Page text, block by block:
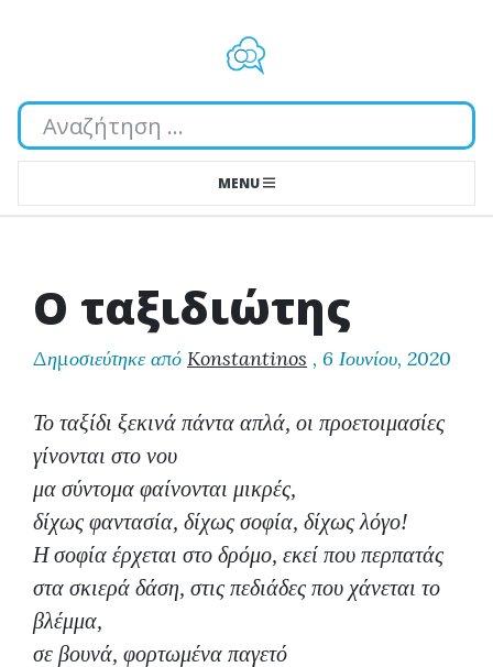
Αναζήτηση...
MENU
Ο ταξιδιώτης
Δημοσιεύτηκε από Konstantinos , 6 Ιουνίου, 2020
Το ταξίδι ξεκινά πάντα απλά, οι προετοιμασίες
γίνονται στο νου
μα σύντομα φαίνονται μικρές,
δίχως φαντασία, δίχως σοφία, δίχως λόγο!
Η σοφία έρχεται στο δρόμο, εκεί που περπατάς
στα σκιερά δάση, στις πεδιάδες που χάνεται το
βλέμμα,
σε βουνά, φορτωμένα παγετό